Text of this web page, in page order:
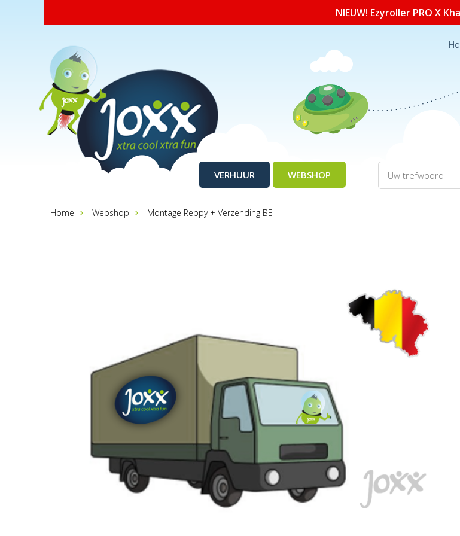
NIEUW! Ezyroller PRO X
VERHUUR WEBSHOP
Home Webshop Montage Reppy + Verzending BE